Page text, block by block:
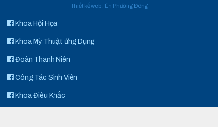
Thiết kế web: Én Phương Đông
Khoa Hội Họa
Khoa Mỹ Thuật ứng Dụng
Đoàn Thanh Niên
Công Tác Sinh Viên
Khoa Điêu Khắc